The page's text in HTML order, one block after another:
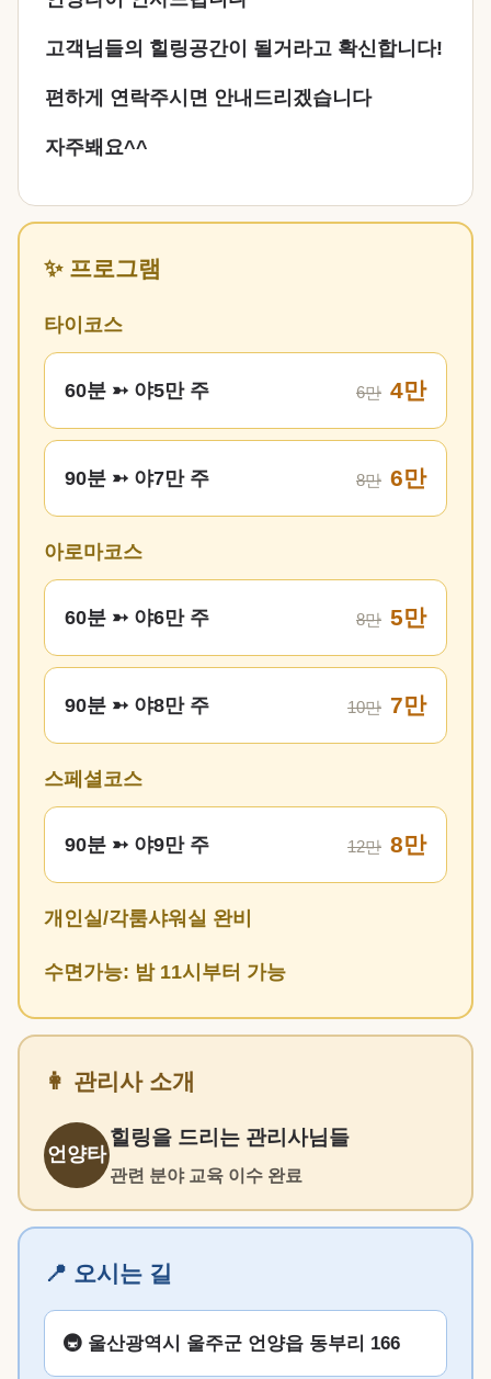
고객님들의 힐링공간이 될거라고 확신합니다!
편하게 연락주시면 안내드리겠습니다
자주봬요^^
✨ 프로그램
타이코스
60분 ➳ 야5만 주 6만 4만
90분 ➳ 야7만 주 8만 6만
아로마코스
60분 ➳ 야6만 주 8만 5만
90분 ➳ 야8만 주 10만 7만
스페셜코스
90분 ➳ 야9만 주 12만 8만
개인실/각룸샤워실 완비
수면가능: 밤 11시부터 가능
👩 관리사 소개
언양타
힐링을 드리는 관리사님들
관련 분야 교육 이수 완료
📍 오시는 길
🚇 울산광역시 울주군 언양읍 동부리 166